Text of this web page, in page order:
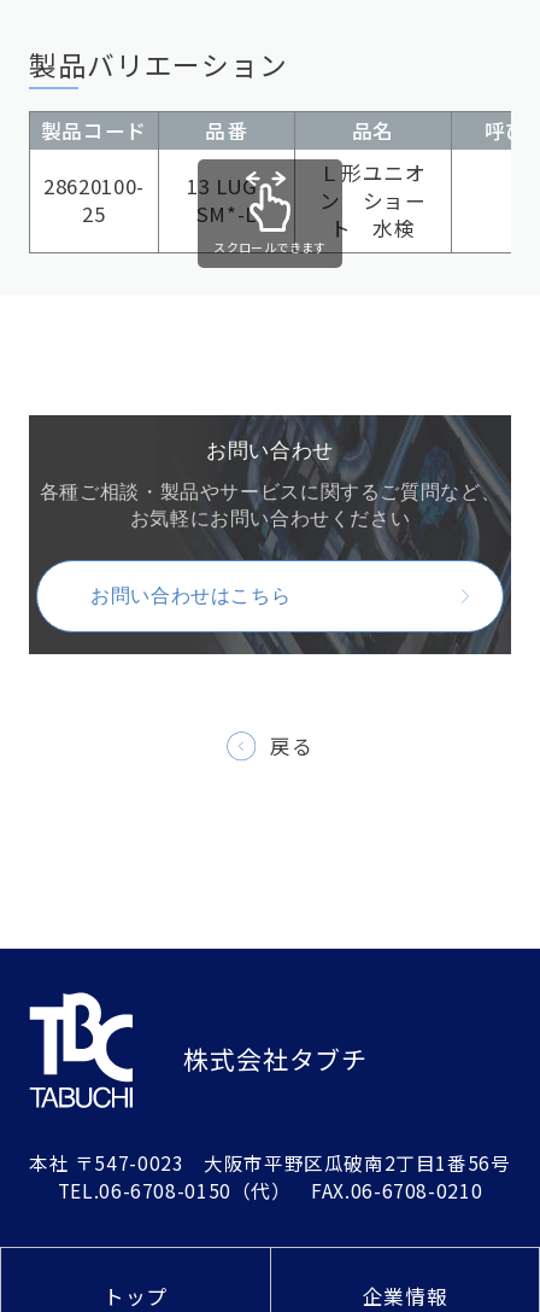
製品バリエーション
製品コード 品番 品名
呼び
28620100-
25
13 LUG-
SM*-L
Ｌ形ユニオ
ン ショー
ト 水検
スクロールできます
お問い合わせ
各種ご相談・製品やサービスに関するご質問など、
お気軽にお問い合わせください
お問い合わせはこちら
戻る
株式会社タブチ
本社 〒547-0023 大阪市平野区瓜破南2丁目1番56号
TEL.06-6708-0150 （代） FAX.06-6708-0210
トップ 企業情報